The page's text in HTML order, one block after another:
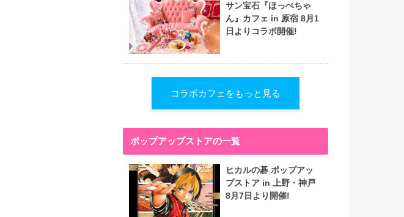
サン宝石『ほっぺちゃ
ん』カフェ in 原宿 8月1
日よりコラボ開催!
コラボカフェをもっと見る
ポップアップストアの一覧
ヒカルの碁 ポップアッ
プストア in 上野・神戸
8月7日より開催!